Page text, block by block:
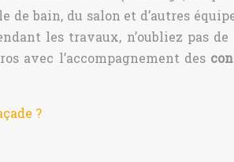
de bain, du salon et d’autres
les travaux, n’oubliez pas
avec l’accompagnement des
?